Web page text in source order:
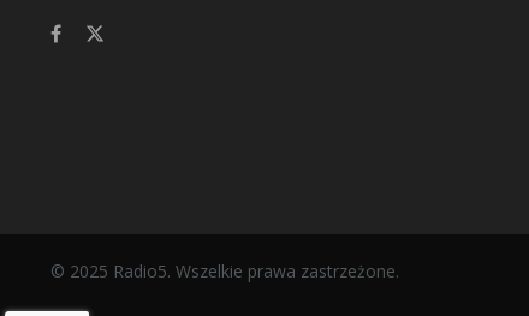
© 2025 Radio5. Wszelkie prawa zastrzeżone.